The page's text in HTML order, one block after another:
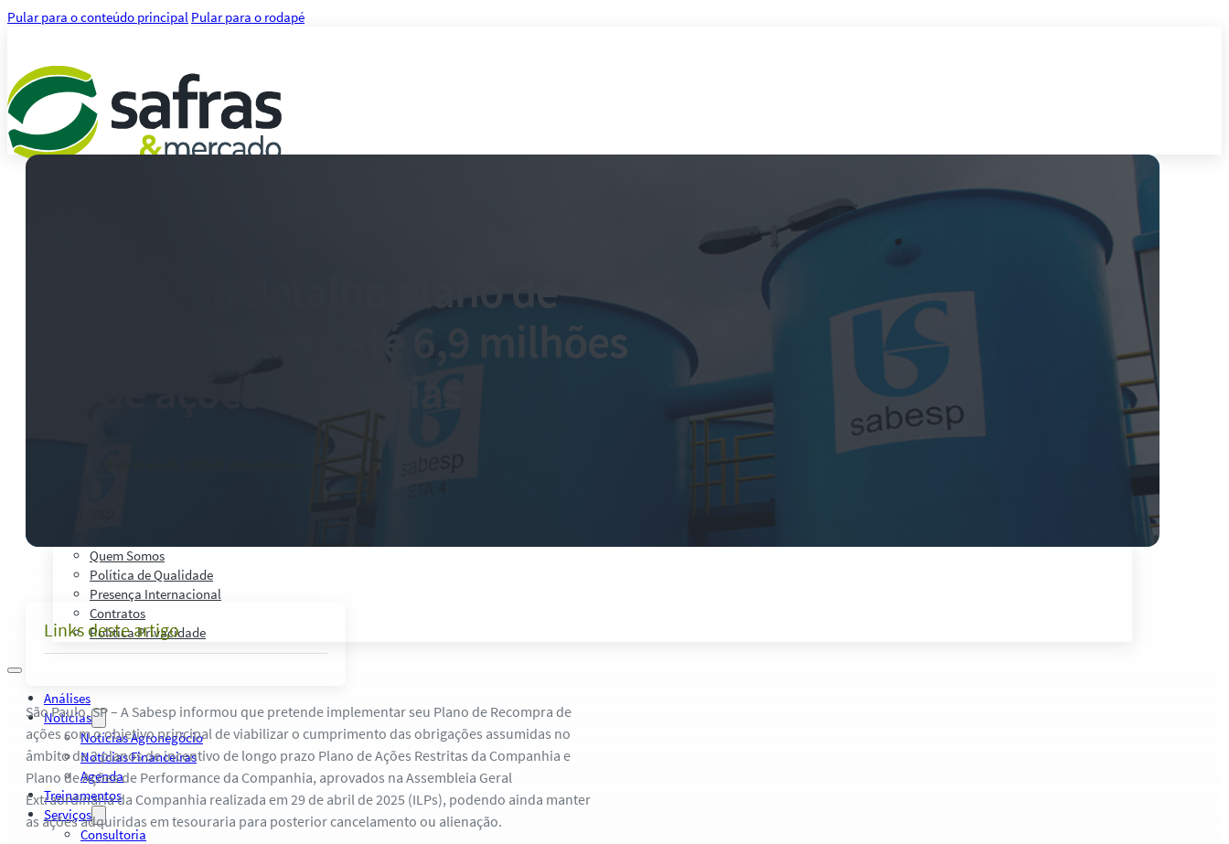
Pular para o conteúdo principal Pular para o rodapé
Quem Somos
Política de Qualidade
Presença Internacional
Contratos
Política Privacidade
Análises
Notícias
Notícias Agronegócio
Notícias Financeiras
Agenda
Treinamentos
Serviços
Consultoria
Sabesp detalha plano de
recompra de até 6,9 milhões
Links deste artigo
São Paulo, SP – A Sabesp informou que pretende implementar seu Plano de Recompra de
ações com o objetivo principal de viabilizar o cumprimento das obrigações assumidas no
âmbito de 2 planos de incentivo de longo prazo Plano de Ações Restritas da Companhia e
Plano de Ações de Performance da Companhia, aprovados na Assembleia Geral
Extraordinária da Companhia realizada em 29 de abril de 2025 (ILPs), podendo ainda manter
as ações adquiridas em tesouraria para posterior cancelamento ou alienação.